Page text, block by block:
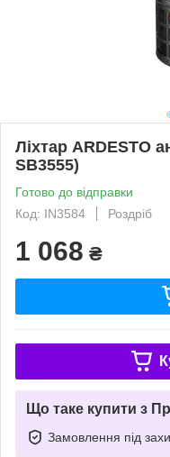
Ліхтар ARDESTO
SB3555)
Готово до відправки
Код: IN3584
Роздріб
1 068 ₴
Що таке купити з
Замовлення під